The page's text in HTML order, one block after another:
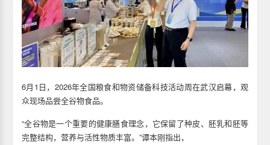
6月1日，2026年全国粮食和物资储备科技活动周在武汉启幕，观
众现场品尝全谷物食品。
“全谷物是一个重要的健康膳食理念，它保留了种皮、胚乳和胚等
完整结构，营养与活性物质丰富。”谭本刚指出，